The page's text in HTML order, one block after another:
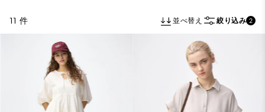
11 件 並べ替え 絞り込み 2